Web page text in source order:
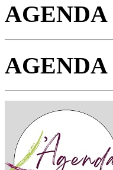
AGENDA
AGENDA